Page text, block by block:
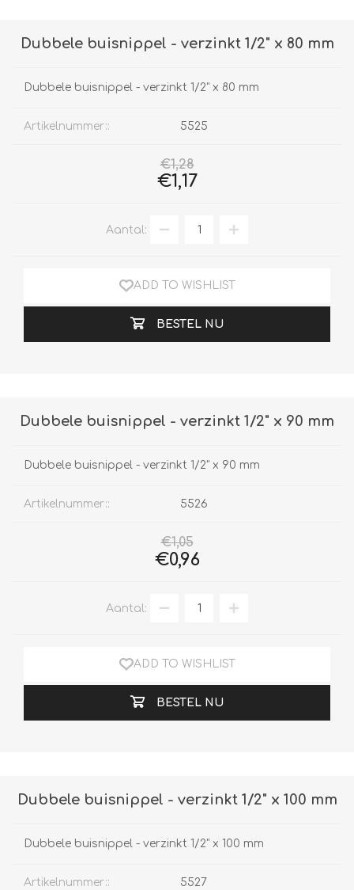
Dubbele buisnippel - verzinkt 1/2" x 80 mm
Dubbele buisnippel - verzinkt 1/2" x 80 mm
Artikelnummer:: 5525
€1,28
€1,17
Aantal:
ADD TO WISHLIST
BESTEL NU
Dubbele buisnippel - verzinkt 1/2" x 90 mm
Dubbele buisnippel - verzinkt 1/2" x 90 mm
Artikelnummer:: 5526
€1,05
€0,96
Aantal:
ADD TO WISHLIST
BESTEL NU
Dubbele buisnippel - verzinkt 1/2" x 100 mm
Dubbele buisnippel - verzinkt 1/2" x 100 mm
Artikelnummer:: 5527